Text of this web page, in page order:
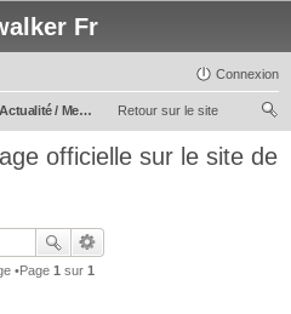
Fr
Connexion
Retour sur le site
Actualité / Message du Staff
her
officielle sur le site de
•Page 1 sur 1